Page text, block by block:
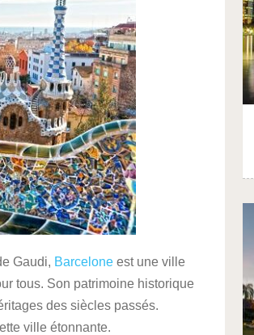
Gaudi, Barcelone est une ville
tous. Son patrimoine historique
des siècles passés.
ville étonnante.